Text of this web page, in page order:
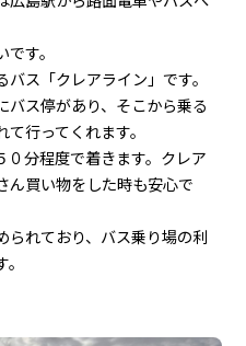
す。
ス「クレアライン」です。
バス停があり、そこから乗る
行ってくれます。
０分程度で着きます。クレア
ん買い物をした時も安心で
られており、バス乗り場の利